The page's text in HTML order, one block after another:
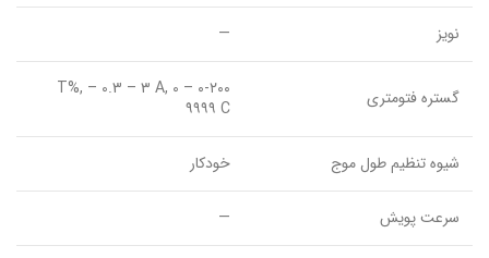
نویز —
گستره فتومتری
۰-۲۰۰ T%, – 0.3 – ۳ A, 0 –
۹۹۹۹ C
شیوه تنظیم طول موج خودکار
سرعت پویش —